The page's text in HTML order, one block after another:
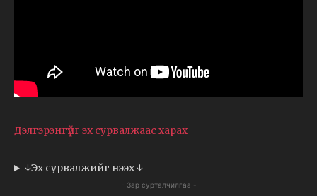
Дэлгэрэнгүйг эх сурвалжаас харах
↓Эх сурвалжийг нээх ↓
- Зар сурталчилгаа -